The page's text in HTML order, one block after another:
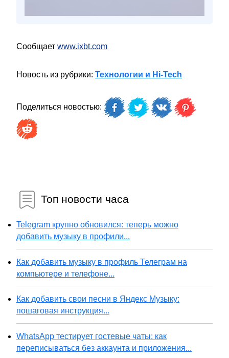
Сообщает www.ixbt.com
Новость из рубрики: Технологии и Hi-Tech
Поделиться новостью:
Топ новости часа
Telegram крупно обновился: теперь можно
добавить музыку в профили...
Как добавить музыку в профиль Телеграм на
компьютере и телефоне...
Как добавить свои песни в Яндекс Музыку:
пошаговая инструкция...
WhatsApp тестирует гостевые чаты: как
переписываться без аккаунта и приложения...